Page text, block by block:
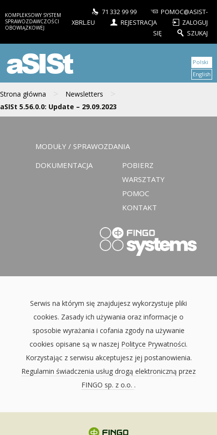
KOMPLEKSOWY SYSTEM
SPRAWOZDAWCZOŚCI
OBOWIĄZKOWEJ
71 332 99 99
POMOC@ASIST-
XBRL.EU
REJESTRACJA
ZALOGUJ
SIĘ
SZUKAJ
aSISt
Strona główna > Newsletters >
aSISt 5.56.0.0: Update – 29.09.2023
Polski
English
MODUŁY / SPRAWOZDANIA
DOKUMENTACJA
POBIERZ
WARSZTATY
POMOC
KONTAKT
Serwis na którym się znajdujesz wykorzystuje pliki
cookies. Zasady ich używania oraz informacje o
sposobie wyrażania i cofania zgody na używanie
cookies opisane są w naszej Polityce Prywatności.
Korzystając z serwisu akceptujesz jej postanowienia.
Regulamin świadczenia usług drogą elektroniczną przez
FINGO sp. z o.o. .